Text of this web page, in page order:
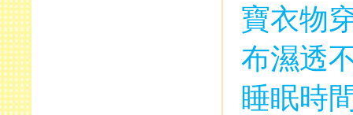
寶衣物
布濕透
睡眠時